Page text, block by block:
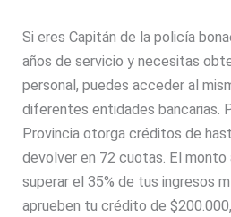
Si eres Capitán de la policía
años de servicio y necesitas
personal, puedes acceder al
diferentes entidades bancarias.
Provincia otorga créditos de
devolver en 72 cuotas. El monto
superar el 35% de tus ingresos
aprueben tu crédito de